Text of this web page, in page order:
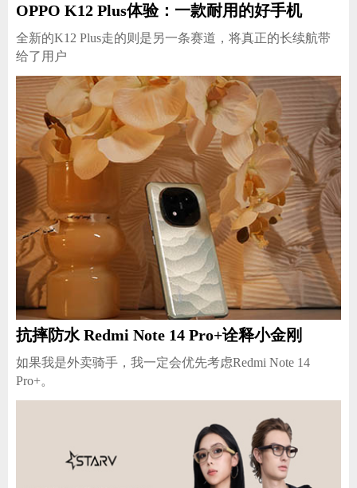
OPPO K12 Plus体验：一款耐用的好手机
全新的K12 Plus走的则是另一条赛道，将真正的长续航带
给了用户
抗摔防水 Redmi Note 14 Pro+诠释小金刚
如果我是外卖骑手，我一定会优先考虑Redmi Note 14
Pro+。